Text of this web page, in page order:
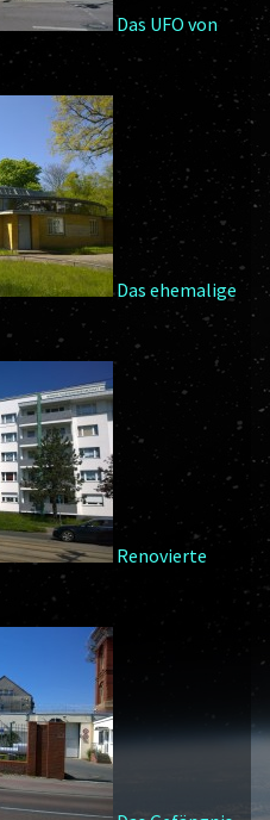
Das UFO von
Das ehemalige
Renovierte